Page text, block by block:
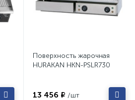
Поверхность жарочная
HURAKAN HKN-PSLR730
13 456 ₽ /шт